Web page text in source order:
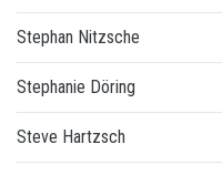
Stephan Nitzsche
Stephanie Döring
Steve Hartzsch